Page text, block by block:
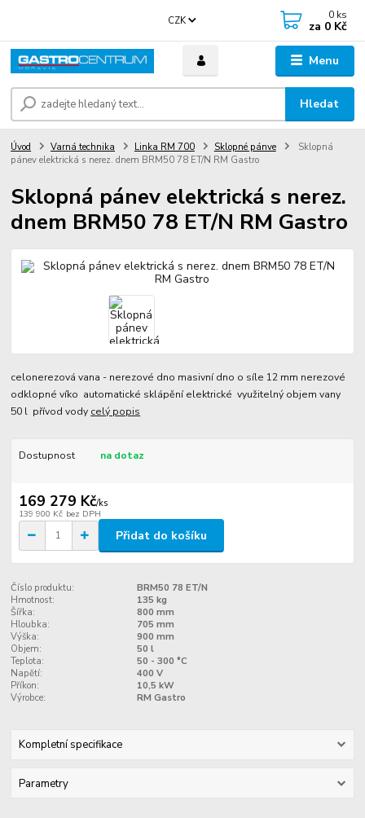
Menu
CZK
Hledat
0 ks
za 0 Kč
Úvod Varná technika Linka RM 700 Sklopné pánve
Sklopná
pánev elektrická s nerez. dnem BRM50 78 ET/N RM Gastro
Sklopná pánev elektrická s nerez.
dnem BRM50 78 ET/N RM Gastro
celonerezová vana - nerezové dno masivní dno o síle 12 mm nerezové
odklopné víko automatické sklápění elektrické využitelný objem vany
50 l přívod vody celý popis
Dostupnost na dotaz
169 279 Kč/ks
139 900 Kč bez DPH
Přidat do košíku
Číslo produktu:
BRM50 78 ET/N
Hmotnost:
135 kg
Šířka:
800 mm
Hloubka:
705 mm
Výška:
900 mm
Objem:
50 l
Teplota:
50 - 300 °C
Napětí:
400 V
Příkon:
10,5 kW
Výrobce:
RM Gastro
Kompletní specifikace
Parametry